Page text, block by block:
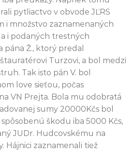
pytliactvo v obvode JĽRS
i množstvo zaznamenaných
i podaných trestných
pána Ž., ktorý predal
Turzovi, a bol medzi
Tak isto pán V. bol
love sieťou, počas
VN Prejta. Bola mu odobratá
sumy 20000Kčs bol
škodu iba 5000 Kčs,
JUDr. Hudcovskému na
Hájnici zaznamenali tiež